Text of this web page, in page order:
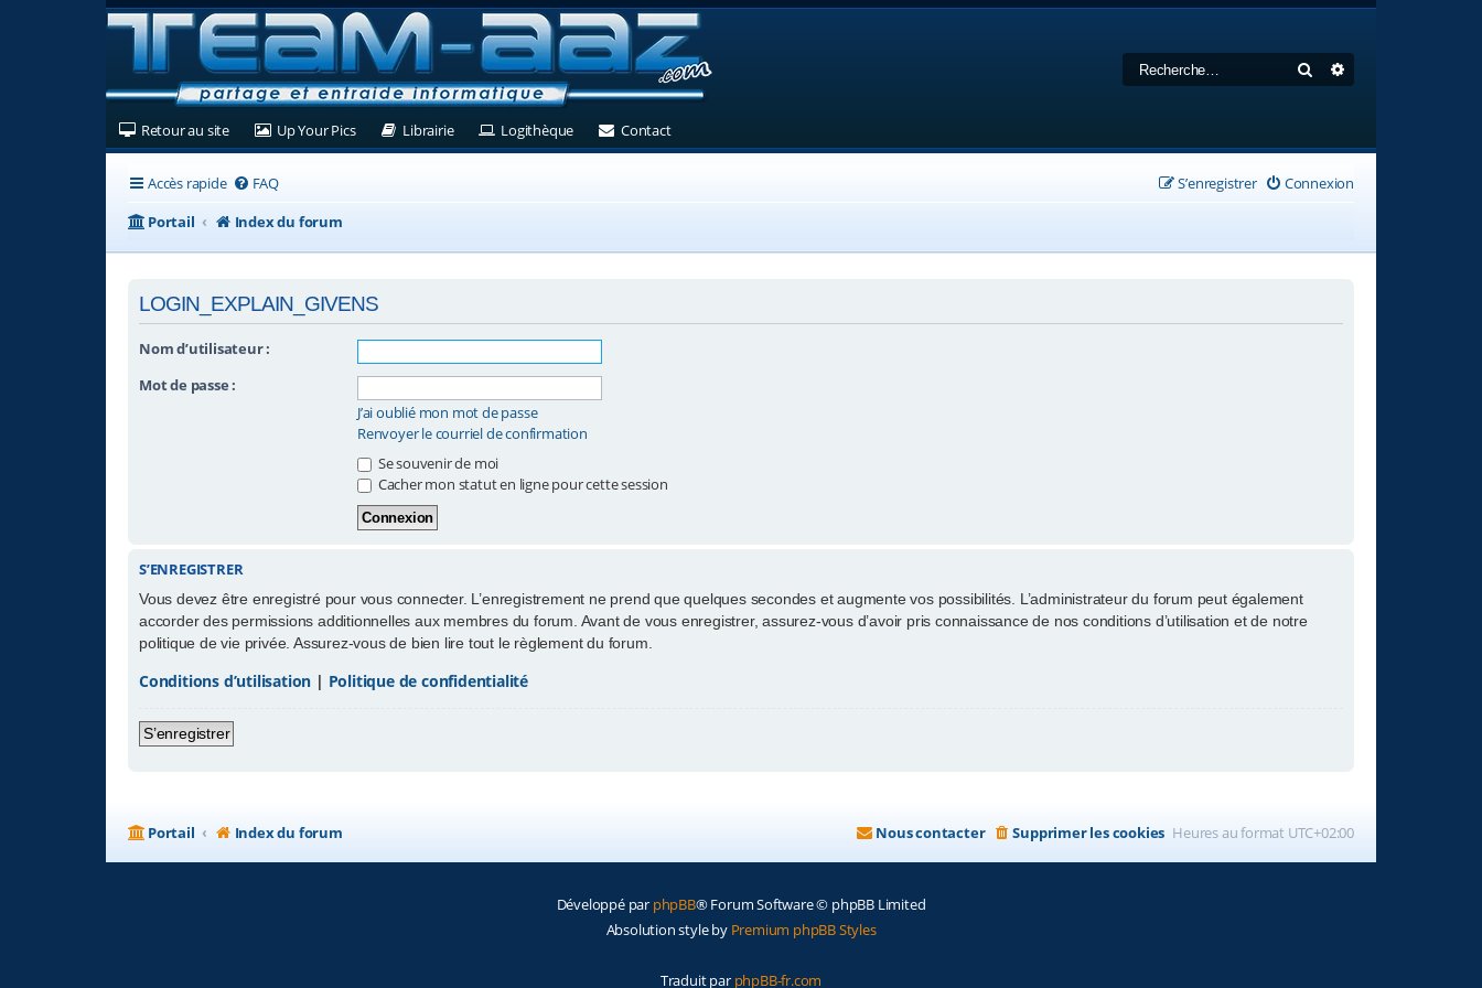
Rechercher
Retour au site(Ouvre un nouvel onglet)
Up Your Pics(Ouvre un nouvel onglet)
Librairie(Ouvre un nouvel onglet)
Logithèque(Ouvre un nouvel onglet)
Contact(Ouvre un nouvel onglet)
Accès rapide FAQ Connexion
S’enregistrer
Portail
Index du forum
LOGIN_EXPLAIN_GIVENS
Nom d’utilisateur :
Mot de passe :
J’ai oublié mon mot de passe
Renvoyer le courriel de confirmation
Se souvenir de moi
Cacher mon statut en ligne pour cette session
S’ENREGISTRER
Vous devez être enregistré pour vous connecter. L’enregistrement ne prend que quelques secondes et augmente vos possibilités. L’administrateur du forum peut également
accorder des permissions additionnelles aux membres du forum. Avant de vous enregistrer, assurez-vous d’avoir pris connaissance de nos conditions d’utilisation et de notre
politique de vie privée. Assurez-vous de bien lire tout le règlement du forum.
Conditions d’utilisation | Politique de confidentialité
S’enregistrer
Portail Index du forum Heures au format UTC+02:00
Supprimer les cookies
Nous contacter
Développé par phpBB® Forum Software © phpBB Limited
Absolution style by Premium phpBB Styles
Traduit par phpBB-fr.com